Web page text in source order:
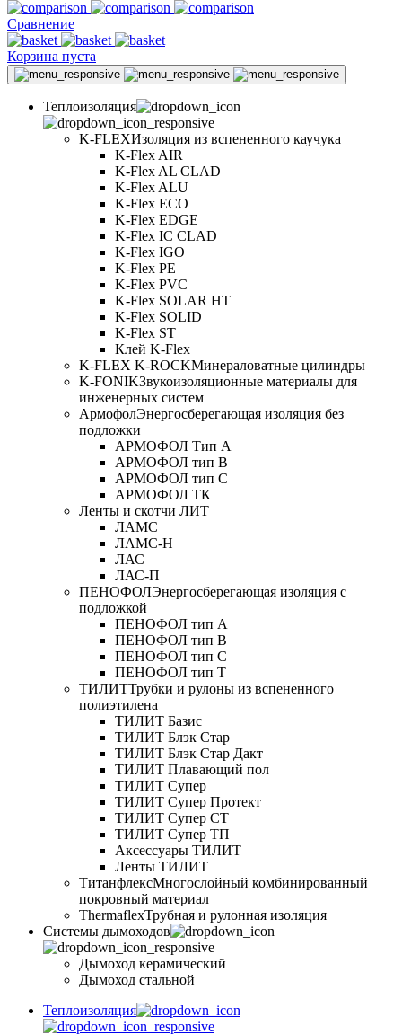
Сравнение
Корзина пуста
Теплоизоляция
K-FLEXИзоляция из вспененного каучука
K-Flex AIR
K-Flex AL CLAD
K-Flex ALU
K-Flex ECO
K-Flex EDGE
K-Flex IC CLAD
K-Flex IGO
K-Flex PE
K-Flex PVC
K-Flex SOLAR HT
K-Flex SOLID
K-Flex ST
Клей K-Flex
K-FLEX K-ROCKМинераловатные цилиндры
K-FONIKЗвукоизоляционные материалы для
инженерных систем
АрмофолЭнергосберегающая изоляция без
подложки
АРМОФОЛ Тип А
АРМОФОЛ тип В
АРМОФОЛ тип C
АРМОФОЛ ТК
Ленты и скотчи ЛИТ
ЛАМС
ЛАМС-Н
ЛАС
ЛАС-П
ПЕНОФОЛЭнергосберегающая изоляция с
подложкой
ПЕНОФОЛ тип А
ПЕНОФОЛ тип B
ПЕНОФОЛ тип C
ПЕНОФОЛ тип T
ТИЛИТТрубки и рулоны из вспененного
полиэтилена
ТИЛИТ Базис
ТИЛИТ Блэк Стар
ТИЛИТ Блэк Стар Дакт
ТИЛИТ Плавающий пол
ТИЛИТ Супер
ТИЛИТ Супер Протект
ТИЛИТ Супер СТ
ТИЛИТ Супер ТП
Аксессуары ТИЛИТ
Ленты ТИЛИТ
ТитанфлексМногослойный комбинированный
покровный материал
ThermaflexТрубная и рулонная изоляция
Cистемы дымоходов
Дымоход керамический
Дымоход стальной
Теплоизоляция